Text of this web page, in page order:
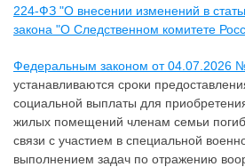
224-ФЗ "О внесении изменений в
закона "О Следственном комитете
Федеральным законом от 04.07.2026
устанавливаются сроки
социальной выплаты для
жилых помещений членам семьи
связи с участием в специальной
выполнением задач по отражению